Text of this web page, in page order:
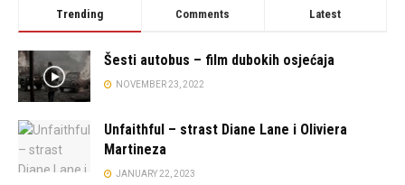
Trending Comments Latest
Šesti autobus – film dubokih osjećaja
NOVEMBER 23, 2022
Unfaithful – strast Diane Lane i Oliviera
Martineza
JANUARY 22, 2023